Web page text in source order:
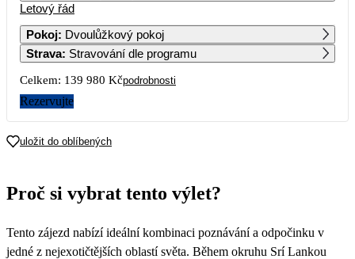
2 3 4 5
16
Letový řád
Pokoj: Dvoulůžkový pokoj
Strava: Stravování dle programu
Celkem: 139 980 Kčpodrobnosti
Rezervujte
uložit do oblíbených
Proč si vybrat tento výlet?
Tento zájezd nabízí ideální kombinaci poznávání a odpočinku v
jedné z nejexotičtějších oblastí světa. Během okruhu Srí Lankou